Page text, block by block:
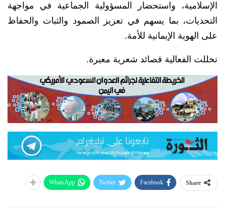
الإسلامية، واستحضار المسؤولية الجماعية في مواجهة
التحديات، بما يسهم في تعزيز الصمود والثبات والحفاظ
على الهوية الإيمانية للأمة.
تخللت الفعالية قصائد شعرية معبرة.
Share
Facebook
Twitter
WhatsApp